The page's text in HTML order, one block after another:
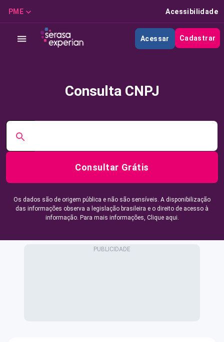
PME Acessibilidade
Acessar Cadastrar
Consulta CNPJ
Consultar Grátis
Os dados são de origem pública e não são sensíveis. A disponibilização
das informações observa a legislação brasileira e o direito de acesso à
informação. Para mais informações, Clique aqui.